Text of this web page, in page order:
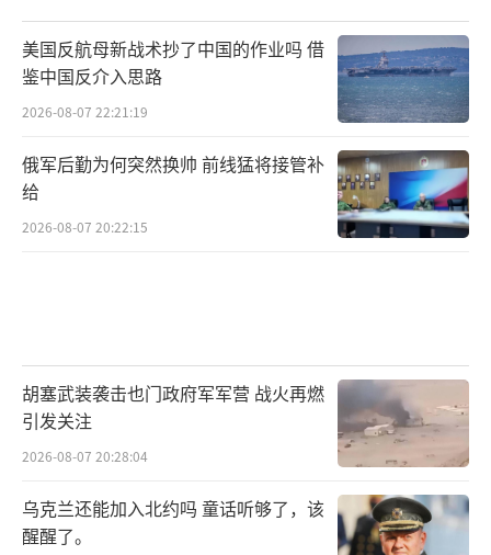
场、军事基地等关键目标的破袭行动中，处于
严重下风。如今，俄军在遭受一系列打击后，
终于决定展开强力报复。
此外，俄军在打击手段上其实还有更多选
择。比如可以使用石墨炸弹，对乌克兰实施断
电、断网、断水，从而极大地削弱乌克兰的战
弱乌克兰空军力量，还能获取重要军事装备用
于研究。此次，俄罗斯已到了必须强硬的时
候，若再不果断轰炸乌克兰基础设施，未来必
将面临更为严峻的局势。（责任编辑：张蕾 TT0001）
美国反航母新战术抄了中国的作业吗 借
鉴中国反介入思路
2026-08-07 22:21:19
俄军后勤为何突然换帅 前线猛将接管补
给
2026-08-07 20:22:15
胡塞武装袭击也门政府军军营 战火再燃
引发关注
2026-08-07 20:28:04
乌克兰还能加入北约吗 童话听够了，该
醒醒了。